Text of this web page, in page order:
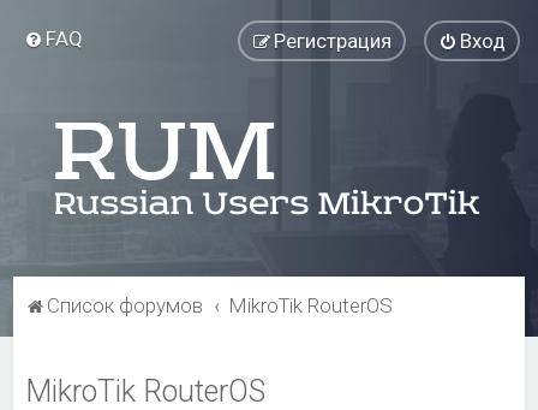
FAQ Вход
Регистрация
Список форумов MikroTik RouterOS
MikroTik RouterOS